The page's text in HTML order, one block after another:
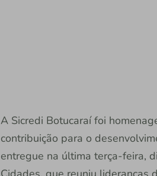
A Sicredi Botucaraí foi
contribuição para o
entregue na última terça-feira,